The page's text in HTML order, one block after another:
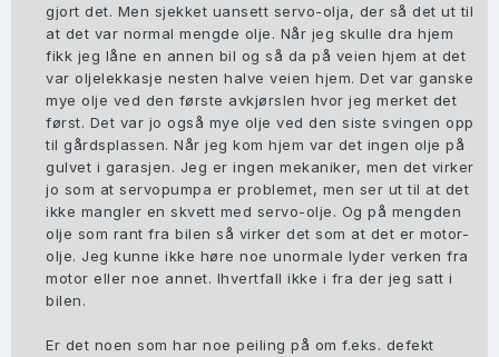
gjort det. Men sjekket uansett servo-olja, der så det ut til
at det var normal mengde olje. Når jeg skulle dra hjem
fikk jeg låne en annen bil og så da på veien hjem at det
var oljelekkasje nesten halve veien hjem. Det var ganske
mye olje ved den første avkjørslen hvor jeg merket det
først. Det var jo også mye olje ved den siste svingen opp
til gårdsplassen. Når jeg kom hjem var det ingen olje på
gulvet i garasjen. Jeg er ingen mekaniker, men det virker
jo som at servopumpa er problemet, men ser ut til at det
ikke mangler en skvett med servo-olje. Og på mengden
olje som rant fra bilen så virker det som at det er motor-
olje. Jeg kunne ikke høre noe unormale lyder verken fra
motor eller noe annet. Ihvertfall ikke i fra der jeg satt i
bilen.
Er det noen som har noe peiling på om f.eks. defekt